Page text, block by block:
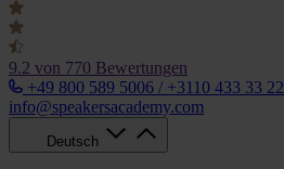
9.2 von 770 Bewertungen
+49 800 589 5006 / +3110 433 33 22
info@speakersacademy.com
Deutsch